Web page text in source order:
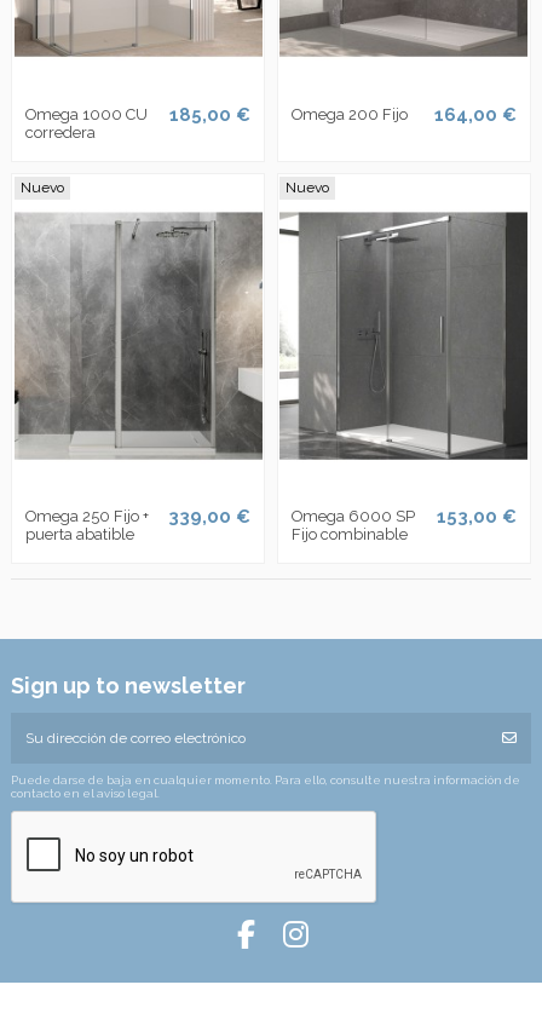
Omega 1000 CU
corredera
185,00 € Omega 200 Fijo 164,00 €
Nuevo
Omega 250 Fijo +
puerta abatible
339,00 €
Nuevo
Omega 6000 SP
Fijo combinable
153,00 €
Sign up to newsletter
Puede darse de baja en cualquier momento. Para ello, consulte nuestra información de
contacto en el aviso legal.